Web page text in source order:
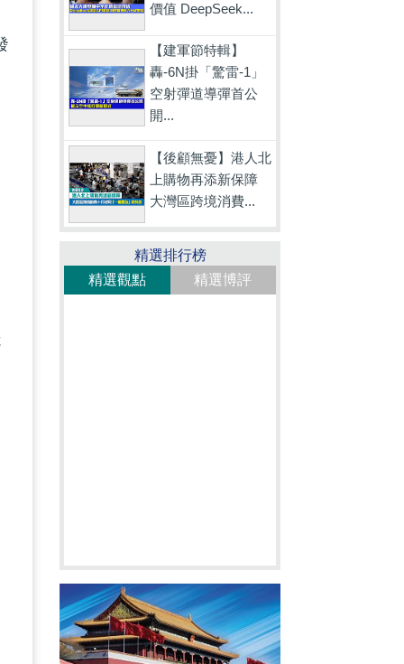
價值 DeepSeek...
【建軍節特輯】
轟-6N掛「驚雷-1」
空射彈道導彈首公
開...
【後顧無憂】港人北
上購物再添新保障
大灣區跨境消費...
精選排行榜
精選觀點
精選博評